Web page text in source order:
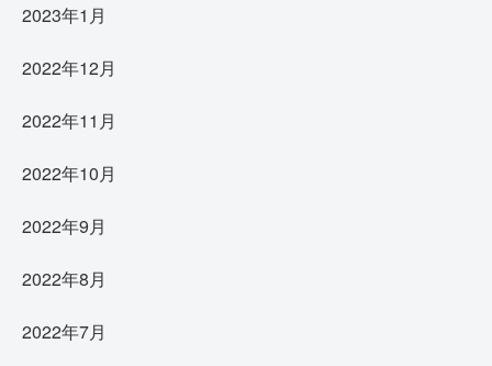
2023年1月
2022年12月
2022年11月
2022年10月
2022年9月
2022年8月
2022年7月